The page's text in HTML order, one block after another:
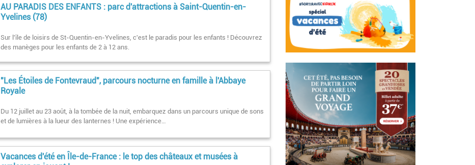
AU PARADIS DES ENFANTS : parc d'attractions à Saint-Quentin-en-
Yvelines (78)
Sur l'île de loisirs de St-Quentin-en-Yvelines, c'est le paradis pour les enfants ! Découvrez
des manèges pour les enfants de 2 à 12 ans.
"Les Étoiles de Fontevraud", parcours nocturne en famille à l'Abbaye
Royale
Du 12 juillet au 23 août, à la tombée de la nuit, embarquez dans un parcours unique de sons
et de lumières à la lueur des lanternes ! Une expérience…
Vacances d'été en Île-de-France : le top des châteaux et musées à